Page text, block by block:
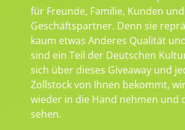
für Freunde, Familie, Kunden und
Geschäftspartner. Denn sie
kaum etwas Anderes Qualität
sind ein Teil der Deutschen
sich über dieses Giveaway und
Zollstock von Ihnen bekommt,
wieder in die Hand nehmen und
sehen.